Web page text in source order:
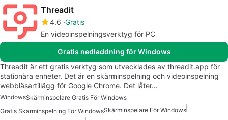
Threadit
4.6 Gratis
En videoinspelningsverktyg för PC
Gratis nedladdning för Windows
Threadit är ett gratis verktyg som utvecklades av threadit.app för
stationära enheter. Det är en skärminspelning och videoinspelning
webbläsartillägg för Google Chrome. Det låter…
WindowsSkärminspelare Gratis För Windows
Gratis Skärminspelning För WindowsSkärminspelare För Windows